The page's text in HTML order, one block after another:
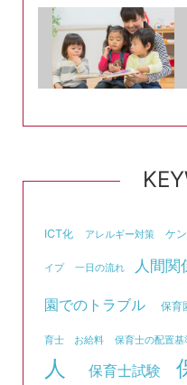
ICT化 アレルギー対策 ケ
イプ 一日の流れ 人間関
園でのトラブル 保育
育士 お給料 保育士の配置基
人
保育士試験